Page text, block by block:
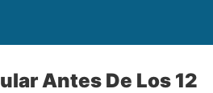
Antes De Los 12